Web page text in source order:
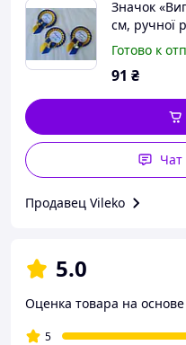
Значок
см, ручної
Готово к
91 ₴
Продавец Vileko
5.0
Оценка товара на
5